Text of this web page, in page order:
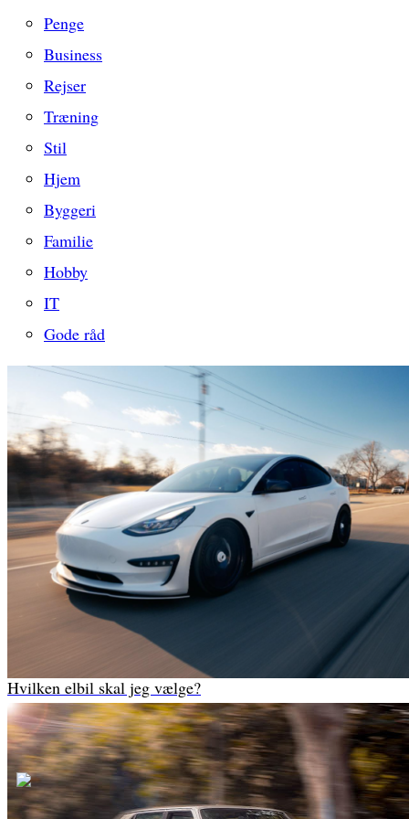
Penge
Business
Rejser
Træning
Stil
Hjem
Byggeri
Familie
Hobby
IT
Gode råd
Hvilken elbil skal jeg vælge?